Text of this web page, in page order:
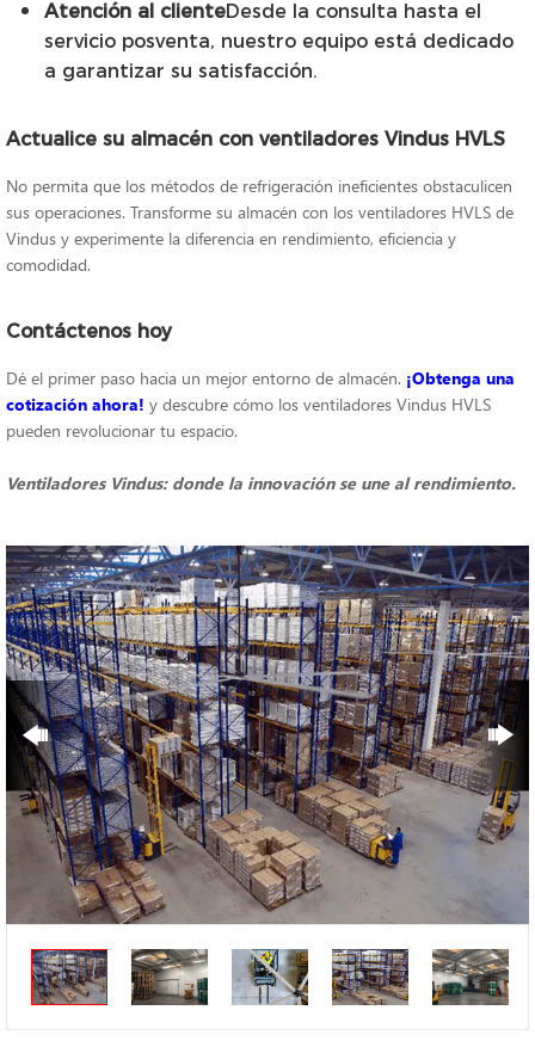
Atención al clienteDesde la consulta hasta el
servicio posventa, nuestro equipo está dedicado
a garantizar su satisfacción.
Actualice su almacén con ventiladores Vindus HVLS
No permita que los métodos de refrigeración ineficientes obstaculicen
sus operaciones. Transforme su almacén con los ventiladores HVLS de
Vindus y experimente la diferencia en rendimiento, eficiencia y
comodidad.
Contáctenos hoy
Dé el primer paso hacia un mejor entorno de almacén. ¡Obtenga una
cotización ahora! y descubre cómo los ventiladores Vindus HVLS
pueden revolucionar tu espacio.
Ventiladores Vindus: donde la innovación se une al rendimiento.